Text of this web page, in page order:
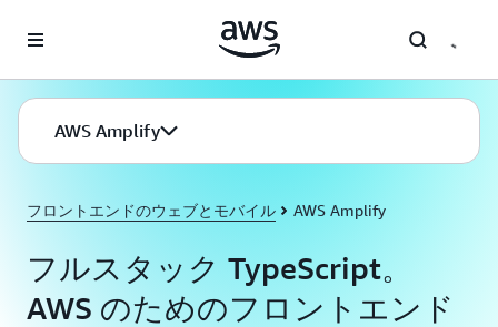
AWS Amplify
フロントエンドのウェブとモバイル AWS Amplify
フルスタック TypeScript。
AWS のためのフロントエンド